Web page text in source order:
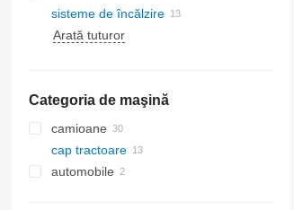
furtunuri aer condiționat
compresoare clima
alte piese de aparate de climatizare
sisteme de încălzire
geamuri laterale
Arată tuturor
Categoria de maşină
camioane
cap tractoare
automobile